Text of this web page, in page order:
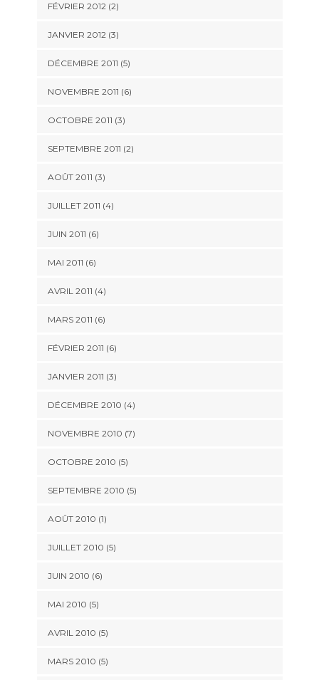
FÉVRIER 2012(2)
JANVIER 2012(3)
DÉCEMBRE 2011 (5)
NOVEMBRE 2011 (6)
OCTOBRE 2011 (3)
SEPTEMBRE 2011 (2)
AOÛT 2011 (3)
JUILLET 2011 (4)
JUIN 2011 (6)
MAI 2011 (6)
AVRIL 2011 (4)
MARS 2011 (6)
FÉVRIER 2011 (6)
JANVIER 2011 (3)
DÉCEMBRE 2010 (4)
NOVEMBRE 2010 (7)
OCTOBRE 2010 (5)
SEPTEMBRE 2010 (5)
AOÛT 2010 (1)
JUILLET 2010 (5)
JUIN 2010 (6)
MAI 2010 (5)
AVRIL 2010 (5)
MARS 2010 (5)